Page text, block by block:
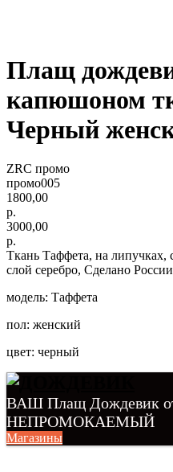
Плащ
капюшоном
Черный
ZRC промо
промо005
1800,00
р.
3000,00
р.
Ткань Таффета, на
слой серебро, Сделано
модель: Таффета
пол: женский
цвет: черный
ВАШ Плащ Дождевик
НЕПРОМОКАЕМЫЙ
Магазины